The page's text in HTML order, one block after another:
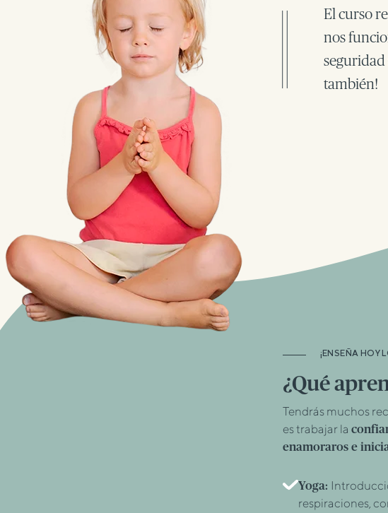
El curso
nos
seguridad
también!
¡ENSEÑA HOY
¿Qué
Tendrás muchos
es trabajar la
enamoraros e
Yoga:
respiraciones,